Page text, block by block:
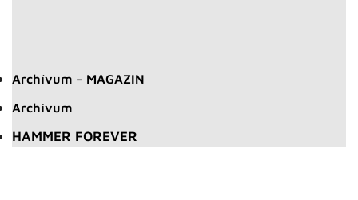
Archívum – MAGAZIN
Archívum
HAMMER FOREVER